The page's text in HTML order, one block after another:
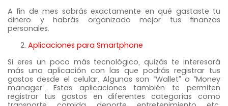
A fin de mes sabrás exactamente en qué gastaste tu
dinero y habrás organizado mejor tus finanzas
personales.
Aplicaciones para Smartphone
Si eres un poco más tecnológico, quizás te interesará
más una aplicación con las que podrás registrar tus
gastos desde el celular. Algunas son “Wallet” o “Money
manager”. Estas aplicaciones también te permiten
registrar tus gastos en diferentes categorías como